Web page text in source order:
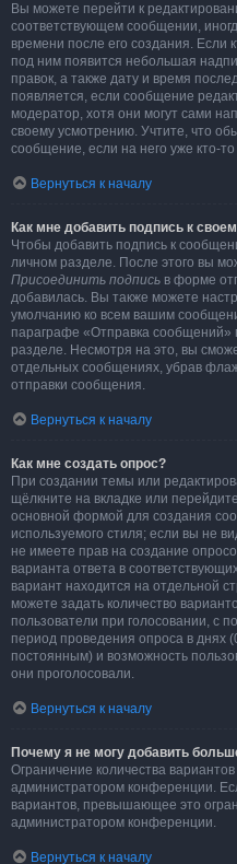
Вы можете перейти к
соответствующем сообщении,
времени после его создания. Если
под ним появится небольшая
правок, а также дату и время
появляется, если сообщение
модератор, хотя они могут сами
своему усмотрению. Учтите, что
сообщение, если на него уже кто-то
Вернуться к началу
Как мне добавить подпись к
Чтобы добавить подпись к
личном разделе. После этого вы
Присоединить подпись в форме
добавилась. Вы также можете
умолчанию ко всем вашим
параграфе «Отправка сообщений»
разделе. Несмотря на это, вы
отдельных сообщениях, убрав
отправки сообщения.
Вернуться к началу
Как мне создать опрос?
При создании темы или
щёлкните на вкладке или
основной формой для создания
используемого стиля; если вы не
не имеете прав на создание
варианта ответа в
вариант находится на отдельной
можете задать количество
пользователи при голосовании, с
период проведения опроса в днях
постоянным) и возможность
они проголосовали.
Вернуться к началу
Почему я не могу добавить
Ограничение количества
администратором конференции.
вариантов, превышающее это
администратором конференции.
Вернуться к началу